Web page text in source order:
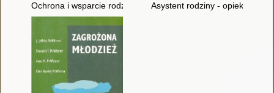
Ochrona i wsparcie rodziny w pracy z osobami objętymi
Asystent rodziny - opiekun czy